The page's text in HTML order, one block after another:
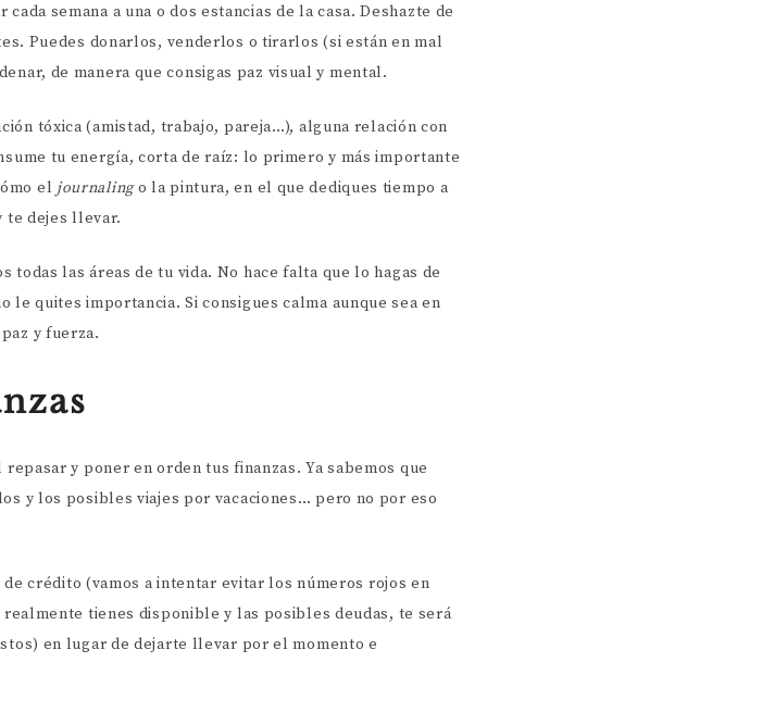
cada semana a una o dos estancias de la casa. Deshazte de
Puedes donarlos, venderlos o tirarlos (si están en mal
de manera que consigas paz visual y mental.
tóxica (amistad, trabajo, pareja…), alguna relación con
tu energía, corta de raíz: lo primero y más importante
el journalingo la pintura, en el que dediques tiempo a
te dejes llevar.
las áreas de tu vida. No hace falta que lo hagas de
le quites importancia. Si consigues calma aunque sea en
y fuerza.
y poner en orden tus finanzas. Ya sabemos que
y los posibles viajes por vacaciones… pero no por eso
crédito (vamos a intentar evitar los números rojos en
tienes disponible y las posibles deudas, te será
en lugar de dejarte llevar por el momento e